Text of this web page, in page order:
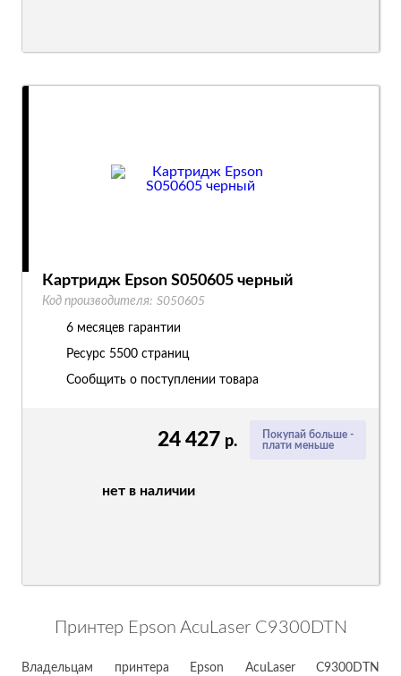
Покупай больше -
плати меньше
24 427 р.
нет в наличии
Картридж Epson S050605 черный
Код производителя: S050605
6 месяцев гарантии
Ресурс 5500 страниц
Сообщить о поступлении товара
Принтер Epson AcuLaser C9300DTN
Владельцам принтера Epson AcuLaser C9300DTN